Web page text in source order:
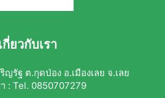
กี่ยวกับเรา
รัฐ ต.กุดป่อง อ.เมืองเลย จ.เลย
: Tel. 0850707279